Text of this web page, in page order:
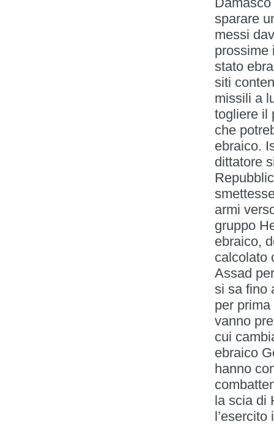
sparare
messi
prossime
stato
siti
missili a
togliere il
che
ebraico.
dittatore
armi
gruppo
ebraico,
calcolato
Assad
si sa fino
per
vanno
cui
ebraico
hanno
la scia di